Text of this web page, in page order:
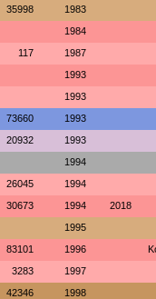
35998 1983
1984
117 1987
1993
1993
73660 1993
20932 1993
1994
26045 1994
30673 1994 2018
1995
83101 1996
3283 1997
42346 1998